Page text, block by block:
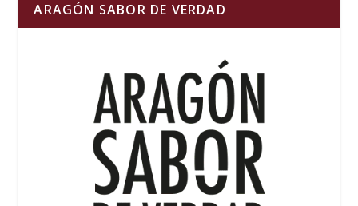
ARAGÓN SABOR DE VERDAD